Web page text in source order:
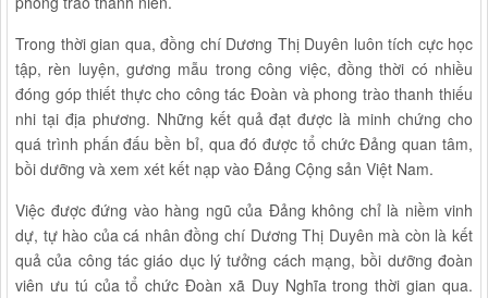
Trong thời gian qua, đồng chí Dương Thị Duyên luôn tích cực học
tập, rèn luyện, gương mẫu trong công việc, đồng thời có nhiều
đóng góp thiết thực cho công tác Đoàn và phong trào thanh thiếu
nhi tại địa phương. Những kết quả đạt được là minh chứng cho
quá trình phấn đấu bền bỉ, qua đó được tổ chức Đảng quan tâm,
bồi dưỡng và xem xét kết nạp vào Đảng Cộng sản Việt Nam.
Việc được đứng vào hàng ngũ của Đảng không chỉ là niềm vinh
dự, tự hào của cá nhân đồng chí Dương Thị Duyên mà còn là kết
quả của công tác giáo dục lý tưởng cách mạng, bồi dưỡng đoàn
viên ưu tú của tổ chức Đoàn xã Duy Nghĩa trong thời gian qua.